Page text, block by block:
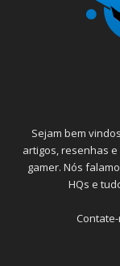
Sejam bem
artigos, resenhas
gamer. Nós
HQs e